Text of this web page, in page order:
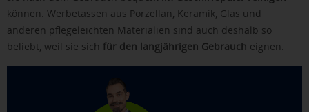
können. Werbetassen aus Porzellan, Keramik, Glas und
anderen pflegeleichten Materialien sind auch deshalb so
beliebt, weil sie sich für den langjährigen Gebrauch eignen.